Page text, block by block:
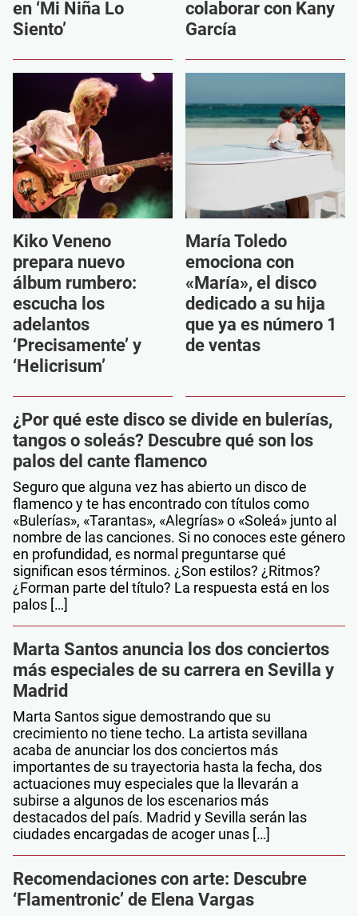
en ‘Mi Niña Lo
Siento’
colaborar con Kany
García
Kiko Veneno
prepara nuevo
álbum rumbero:
escucha los
adelantos
‘Precisamente’ y
‘Helicrisum’
María Toledo
emociona con
«María», el disco
dedicado a su hija
que ya es número 1
de ventas
¿Por qué este disco se divide en bulerías,
tangos o soleás? Descubre qué son los
palos del cante flamenco
Seguro que alguna vez has abierto un disco de
flamenco y te has encontrado con títulos como
«Bulerías», «Tarantas», «Alegrías» o «Soleá» junto al
nombre de las canciones. Si no conoces este género
en profundidad, es normal preguntarse qué
significan esos términos. ¿Son estilos? ¿Ritmos?
¿Forman parte del título? La respuesta está en los
palos […]
Marta Santos anuncia los dos conciertos
más especiales de su carrera en Sevilla y
Madrid
Marta Santos sigue demostrando que su
crecimiento no tiene techo. La artista sevillana
acaba de anunciar los dos conciertos más
importantes de su trayectoria hasta la fecha, dos
actuaciones muy especiales que la llevarán a
subirse a algunos de los escenarios más
destacados del país. Madrid y Sevilla serán las
ciudades encargadas de acoger unas […]
Recomendaciones con arte: Descubre
‘Flamentronic’ de Elena Vargas